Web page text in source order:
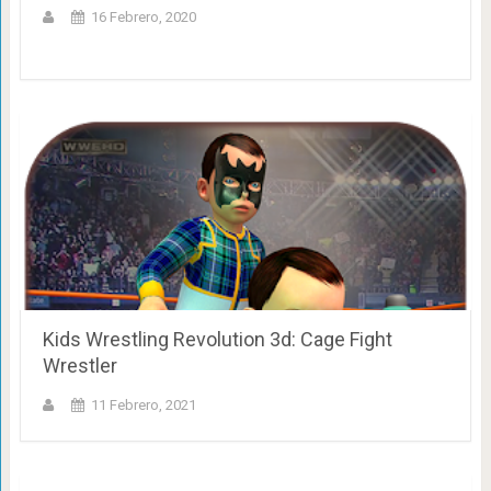
16 Febrero, 2020
Kids Wrestling Revolution 3d: Cage Fight
Wrestler
11 Febrero, 2021